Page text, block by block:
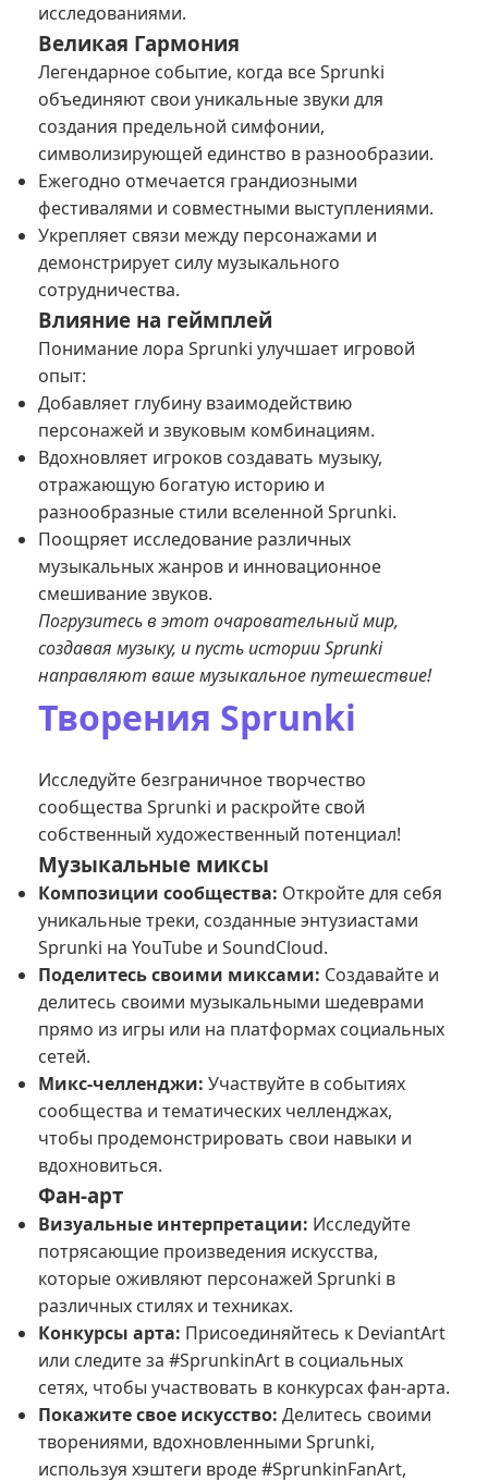
исследованиями.
Великая Гармония
Легендарное событие, когда все Sprunki
объединяют свои уникальные звуки для
создания предельной симфонии,
символизирующей единство в разнообразии.
Ежегодно отмечается грандиозными
фестивалями и совместными выступлениями.
Укрепляет связи между персонажами и
демонстрирует силу музыкального
сотрудничества.
Влияние на геймплей
Понимание лора Sprunki улучшает игровой
опыт:
Добавляет глубину взаимодействию
персонажей и звуковым комбинациям.
Вдохновляет игроков создавать музыку,
отражающую богатую историю и
разнообразные стили вселенной Sprunki.
Поощряет исследование различных
музыкальных жанров и инновационное
смешивание звуков.
Погрузитесь в этот очаровательный мир,
создавая музыку, и пусть истории Sprunki
направляют ваше музыкальное путешествие!
Творения Sprunki
Исследуйте безграничное творчество
сообщества Sprunki и раскройте свой
собственный художественный потенциал!
Музыкальные миксы
Композиции сообщества: Откройте для себя
уникальные треки, созданные энтузиастами
Sprunki на YouTube и SoundCloud.
Поделитесь своими миксами: Создавайте и
делитесь своими музыкальными шедеврами
прямо из игры или на платформах социальных
сетей.
Микс-челленджи: Участвуйте в событиях
сообщества и тематических челленджах,
чтобы продемонстрировать свои навыки и
вдохновиться.
Фан-арт
Визуальные интерпретации: Исследуйте
потрясающие произведения искусства,
которые оживляют персонажей Sprunki в
различных стилях и техниках.
Конкурсы арта: Присоединяйтесь к DeviantArt
или следите за #SprunkinArt в социальных
сетях, чтобы участвовать в конкурсах фан-арта.
Покажите свое искусство: Делитесь своими
творениями, вдохновленными Sprunki,
используя хэштеги вроде #SprunkinFanArt,